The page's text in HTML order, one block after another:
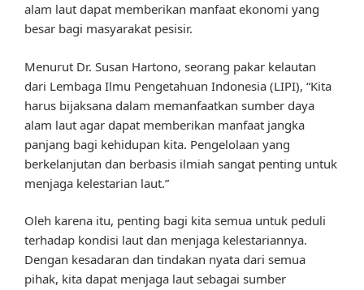
alam laut dapat memberikan manfaat ekonomi yang
besar bagi masyarakat pesisir.
Menurut Dr. Susan Hartono, seorang pakar kelautan
dari Lembaga Ilmu Pengetahuan Indonesia (LIPI), “Kita
harus bijaksana dalam memanfaatkan sumber daya
alam laut agar dapat memberikan manfaat jangka
panjang bagi kehidupan kita. Pengelolaan yang
berkelanjutan dan berbasis ilmiah sangat penting untuk
menjaga kelestarian laut.”
Oleh karena itu, penting bagi kita semua untuk peduli
terhadap kondisi laut dan menjaga kelestariannya.
Dengan kesadaran dan tindakan nyata dari semua
pihak, kita dapat menjaga laut sebagai sumber